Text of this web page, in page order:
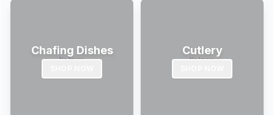
Chafing Dishes Cutlery